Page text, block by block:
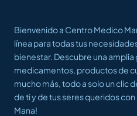
Bienvenido a Centro Medico
línea para todas tus
bienestar. Descubre una amplia
medicamentos, productos de
mucho más, todo a solo un clic
de ti y de tus seres queridos
Mana!